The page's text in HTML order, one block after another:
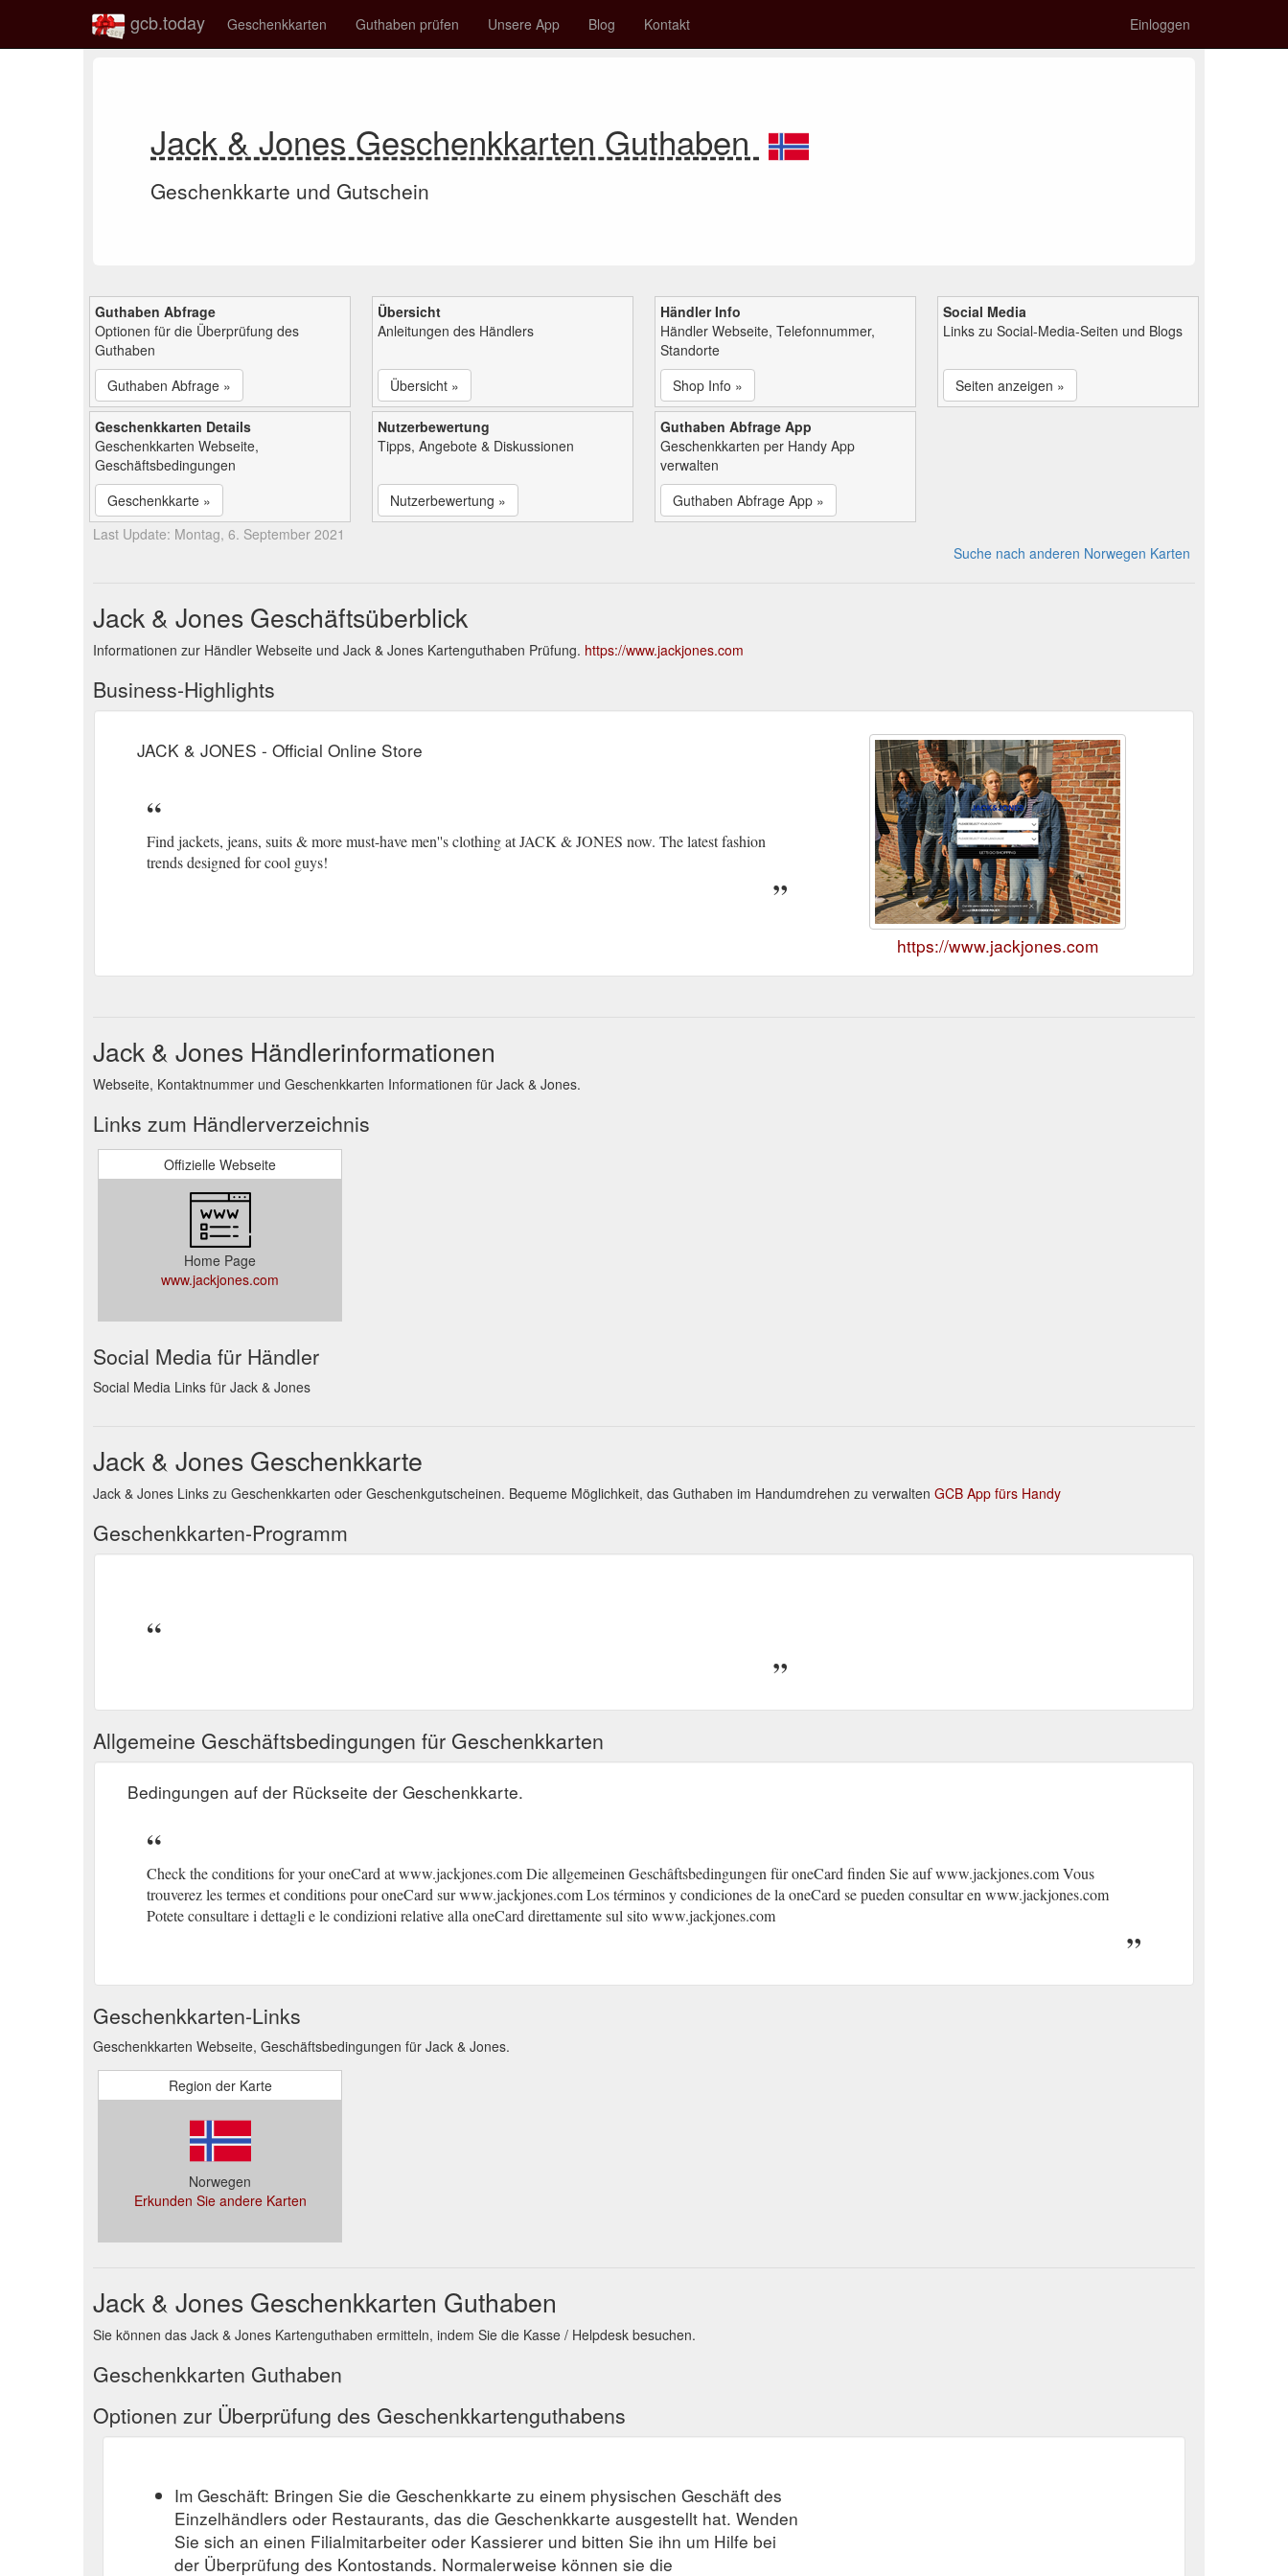
gcb.today Geschenkkarten Guthaben prüfen Unsere App Blog Kontakt Einloggen
Jack & Jones Geschenkkarten Guthaben
Geschenkkarte und Gutschein
Guthaben Abfrage
Optionen für die Überprüfung des
Guthaben
Guthaben Abfrage »
Übersicht
Anleitungen des Händlers
Übersicht »
Händler Info
Händler Webseite, Telefonnummer,
Standorte
Shop Info »
Social Media
Links zu Social-Media-Seiten und Blogs
Seiten anzeigen »
Geschenkkarten Details
Geschenkkarten Webseite,
Geschäftsbedingungen
Geschenkkarte »
Nutzerbewertung
Tipps, Angebote & Diskussionen
Nutzerbewertung »
Guthaben Abfrage App
Geschenkkarten per Handy App
verwalten
Guthaben Abfrage App »
Last Update: Montag, 6. September 2021
Suche nach anderen Norwegen Karten
Jack & Jones Geschäftsüberblick
Informationen zur Händler Webseite und Jack & Jones Kartenguthaben Prüfung. https://www.jackjones.com
Business-Highlights
JACK & JONES - Official Online Store
Find jackets, jeans, suits & more must-have men''s clothing at JACK & JONES now. The latest fashion
trends designed for cool guys!
https://www.jackjones.com
Jack & Jones Händlerinformationen
Webseite, Kontaktnummer und Geschenkkarten Informationen für Jack & Jones.
Links zum Händlerverzeichnis
Offizielle Webseite
Home Page
www.jackjones.com
Social Media für Händler
Social Media Links für Jack & Jones
Jack & Jones Geschenkkarte
Jack & Jones Links zu Geschenkkarten oder Geschenkgutscheinen. Bequeme Möglichkeit, das Guthaben im Handumdrehen zu verwalten GCB App fürs Handy
Geschenkkarten-Programm
Allgemeine Geschäftsbedingungen für Geschenkkarten
Bedingungen auf der Rückseite der Geschenkkarte.
Check the conditions for your oneCard at www.jackjones.com Die allgemeinen Geschâftsbedingungen für oneCard finden Sie auf www.jackjones.com Vous
trouverez les termes et conditions pour oneCard sur www.jackjones.com Los términos y condiciones de la oneCard se pueden consultar en www.jackjones.com
Potete consultare i dettagli e le condizioni relative alla oneCard direttamente sul sito www.jackjones.com
Geschenkkarten-Links
Geschenkkarten Webseite, Geschäftsbedingungen für Jack & Jones.
Region der Karte
Norwegen
Erkunden Sie andere Karten
Jack & Jones Geschenkkarten Guthaben
Sie können das Jack & Jones Kartenguthaben ermitteln, indem Sie die Kasse / Helpdesk besuchen.
Geschenkkarten Guthaben
Optionen zur Überprüfung des Geschenkkartenguthabens
Im Geschäft: Bringen Sie die Geschenkkarte zu einem physischen Geschäft des
Einzelhändlers oder Restaurants, das die Geschenkkarte ausgestellt hat. Wenden
Sie sich an einen Filialmitarbeiter oder Kassierer und bitten Sie ihn um Hilfe bei
der Überprüfung des Kontostands. Normalerweise können sie die